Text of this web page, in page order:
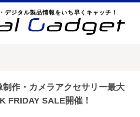
デジタル製品情報をいち早くキャッチ！
制作・カメラアクセサリー最大
FRIDAY SALE開催！